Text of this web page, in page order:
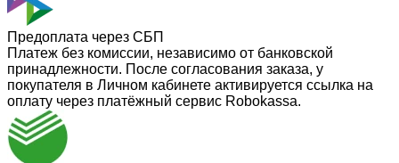
Предоплата через СБП
Платеж без комиссии, независимо от банковской
принадлежности. После согласования заказа, у
покупателя в Личном кабинете активируется ссылка на
оплату через платёжный сервис Robokassa.